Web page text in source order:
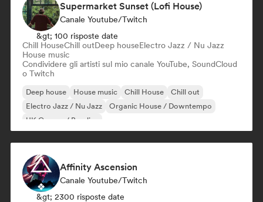
Supermarket Sunset (Lofi House)
Canale Youtube/Twitch
&gt; 100 risposte date
Chill HouseChill outDeep houseElectro Jazz / Nu Jazz
House music
Condividere gli artisti sul mio canale YouTube, SoundCloud
o Twitch
Deep house House music Chill House
Chill out
Electro Jazz / Nu Jazz
Organic House / Downtempo
UK Garage / Bassline
Affinity Ascension
Canale Youtube/Twitch
&gt; 2300 risposte date